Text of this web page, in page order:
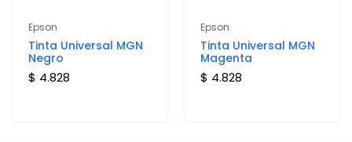
Epson
Tinta Universal MGN
Negro
$ 4.828
Epson
Tinta Universal MGN
Magenta
$ 4.828